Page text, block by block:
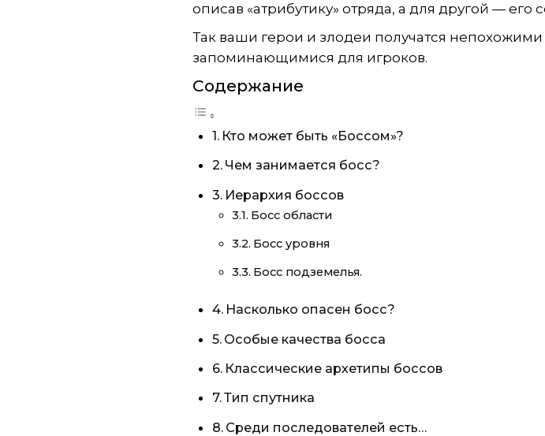
описав «атрибутику» отряда, а для другой — его
Так ваши герои и злодеи получатся непохожими
запоминающимися для игроков.
Содержание
Кто может быть «Боссом»?
Чем занимается босс?
Иерархия боссов
Босс области
Босс уровня
Босс подземелья.
Насколько опасен босс?
Особые качества босса
Классические архетипы боссов
Тип спутника
Среди последователей есть…